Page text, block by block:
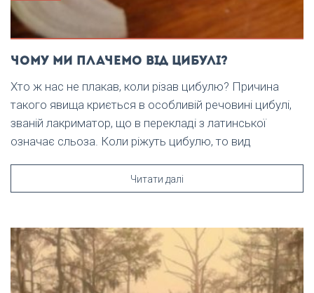
Чому ми плачемо від цибулі?
Хто ж нас не плакав, коли різав цибулю? Причина
такого явища криється в особливій речовині цибулі,
званій лакриматор, що в перекладі з латинської
означає сльоза. Коли ріжуть цибулю, то вид
Читати далі